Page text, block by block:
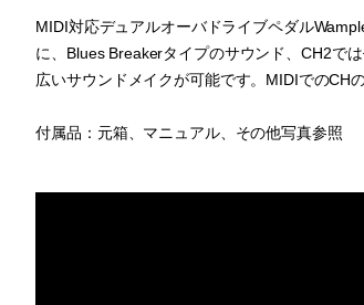
MIDI対応デュアルオーバドライブペダル
に、Blues Breakerタイプのサウンド、CH2で
広いサウンドメイクが可能です。MIDIでのCH
付属品：元箱、マニュアル、その他写真参照